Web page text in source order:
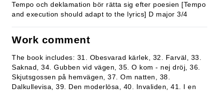
Tempo och deklamation bör rätta sig efter poesien [Tempo
and execution should adapt to the lyrics] D major 3/4
Work comment
The book includes: 31. Obesvarad kärlek, 32. Farväl, 33.
Saknad, 34. Gubben vid vägen, 35. O kom - nej dröj, 36.
Skjutsgossen på hemvägen, 37. Om natten, 38.
Dalkullevisa, 39. Den moderlösa, 40. Invaliden, 41. I en